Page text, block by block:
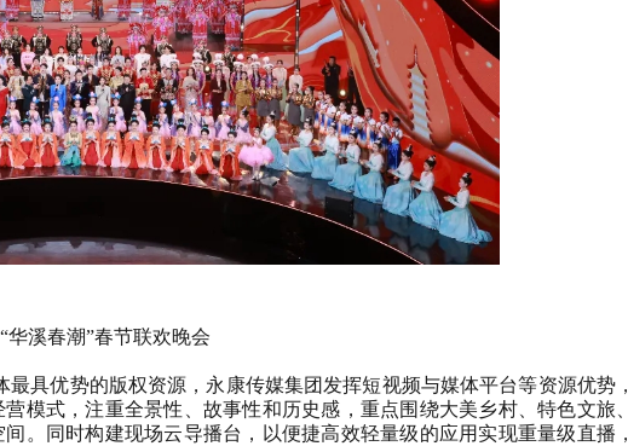
华溪春潮”春节联欢晚会
具优势的版权资源，永康传媒集团发挥短视频与媒体平台等资源优势，
模式，注重全景性、故事性和历史感，重点围绕大美乡村、特色文旅、
。同时构建现场云导播台，以便捷高效轻量级的应用实现重量级直播，